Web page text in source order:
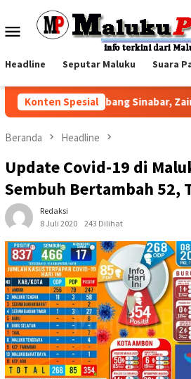
konten
Menu
Headline Seputar Maluku Suara
Konten Spesial
Sorotan Tambang Sinabar, Zain:
Beranda Headline
Update Covid-19 di
Sembuh Bertambah 52,
Redaksi
8 Juli 2020
243 Dilihat